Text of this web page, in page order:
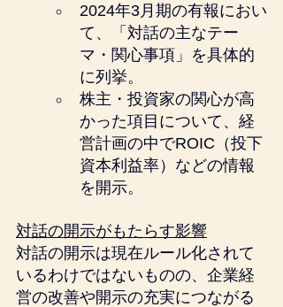
2024年3月期の有報におい
て、「対話の主なテー
マ・関心事項」を具体的
に列挙。
株主・投資家の関心が高
かった項目について、経
営計画の中でROIC（投下
資本利益率）などの情報
を開示。
対話の開示がもたらす影響
対話の開示は現在ルール化されて
いるわけではないものの、企業経
営の改善や開示の充実につながる